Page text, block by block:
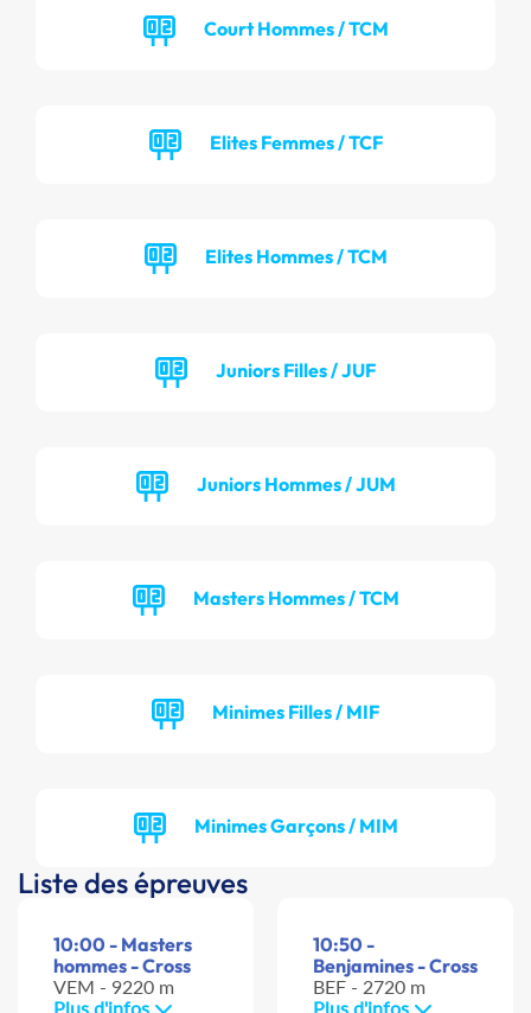
Court Hommes / TCM
Elites Femmes / TCF
Elites Hommes / TCM
Juniors Filles / JUF
Juniors Hommes / JUM
Masters Hommes / TCM
Minimes Filles / MIF
Minimes Garçons / MIM
Liste des épreuves
10:00 - Masters
hommes - Cross
VEM - 9220 m
Plus d'infos
10:50 -
Benjamines - Cross
BEF - 2720 m
Plus d'infos